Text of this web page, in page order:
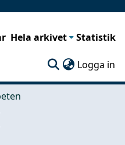
Hela arkivet Statistik
Logga in